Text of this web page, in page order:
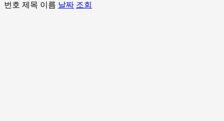
번호 제목 이름 날짜 조회